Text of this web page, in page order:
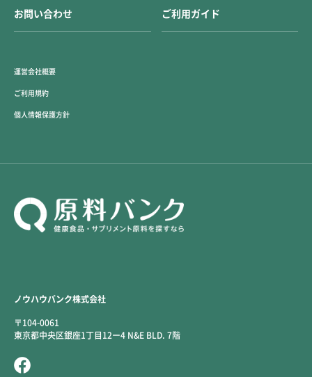
ノウハウバンク株式会社
〒104-0061
東京都中央区銀座1丁目12ー4 N&E BLD. 7階
お問い合わせ ご利用ガイド
運営会社概要
ご利用規約
個人情報保護方針